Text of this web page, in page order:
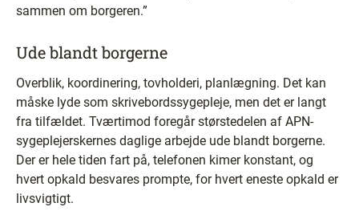
sammen om borgeren.”
Ude blandt borgerne
Overblik, koordinering, tovholderi, planlægning. Det kan
måske lyde som skrivebordssygepleje, men det er langt
fra tilfældet. Tværtimod foregår størstedelen af APN-
sygeplejerskernes daglige arbejde ude blandt borgerne.
Der er hele tiden fart på, telefonen kimer konstant, og
hvert opkald besvares prompte, for hvert eneste opkald er
livsvigtigt.